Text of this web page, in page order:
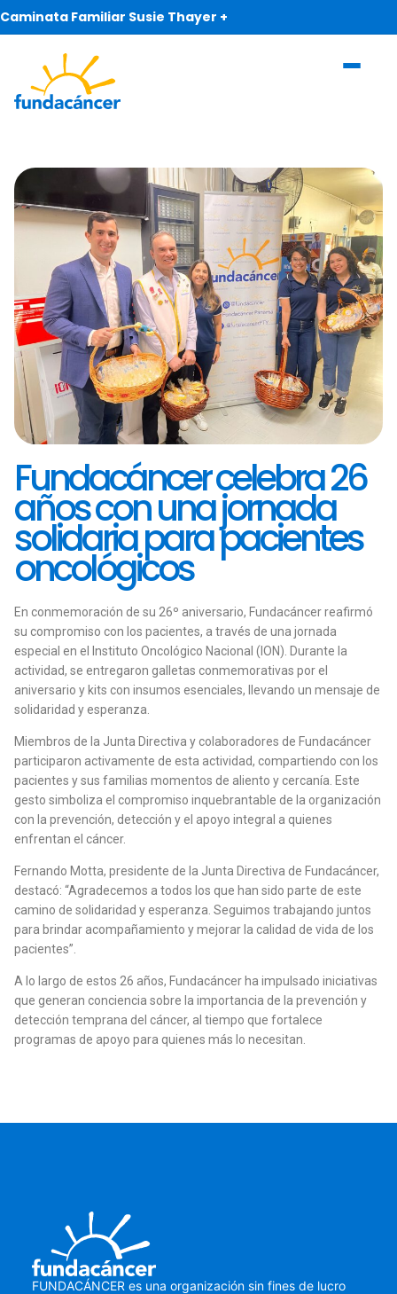
Caminata Familiar Susie Thayer +
Fundacáncer celebra 26
años con una jornada
solidaria para pacientes
oncológicos
En conmemoración de su 26º aniversario, Fundacáncer reafirmó
su compromiso con los pacientes, a través de una jornada
especial en el Instituto Oncológico Nacional (ION). Durante la
actividad, se entregaron galletas conmemorativas por el
aniversario y kits con insumos esenciales, llevando un mensaje de
solidaridad y esperanza.
Miembros de la Junta Directiva y colaboradores de Fundacáncer
participaron activamente de esta actividad, compartiendo con los
pacientes y sus familias momentos de aliento y cercanía. Este
gesto simboliza el compromiso inquebrantable de la organización
con la prevención, detección y el apoyo integral a quienes
enfrentan el cáncer.
Fernando Motta, presidente de la Junta Directiva de Fundacáncer,
destacó: “Agradecemos a todos los que han sido parte de este
camino de solidaridad y esperanza. Seguimos trabajando juntos
para brindar acompañamiento y mejorar la calidad de vida de los
pacientes”.
A lo largo de estos 26 años, Fundacáncer ha impulsado iniciativas
que generan conciencia sobre la importancia de la prevención y
detección temprana del cáncer, al tiempo que fortalece
programas de apoyo para quienes más lo necesitan.
FUNDACÁNCER es una organización sin fines de lucro